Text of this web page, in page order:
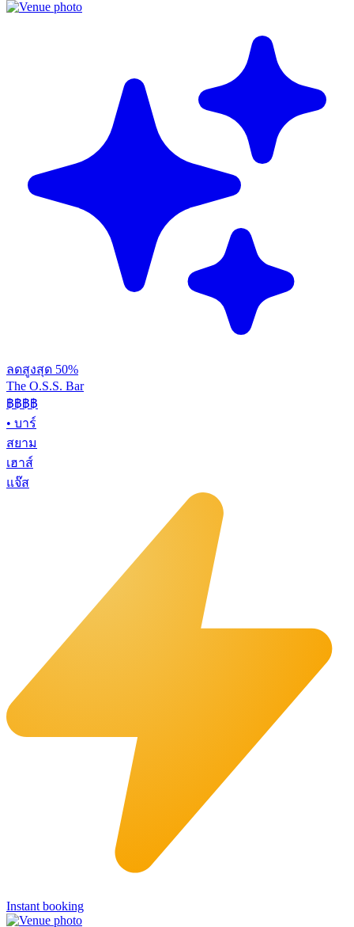
ลดสูงสุด 50%
The O.S.S. Bar
฿฿฿฿
• บาร์
สยาม
เฮาส์
แจ๊ส
Instant booking